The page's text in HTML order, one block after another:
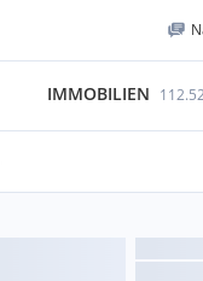
IMMOBILIEN